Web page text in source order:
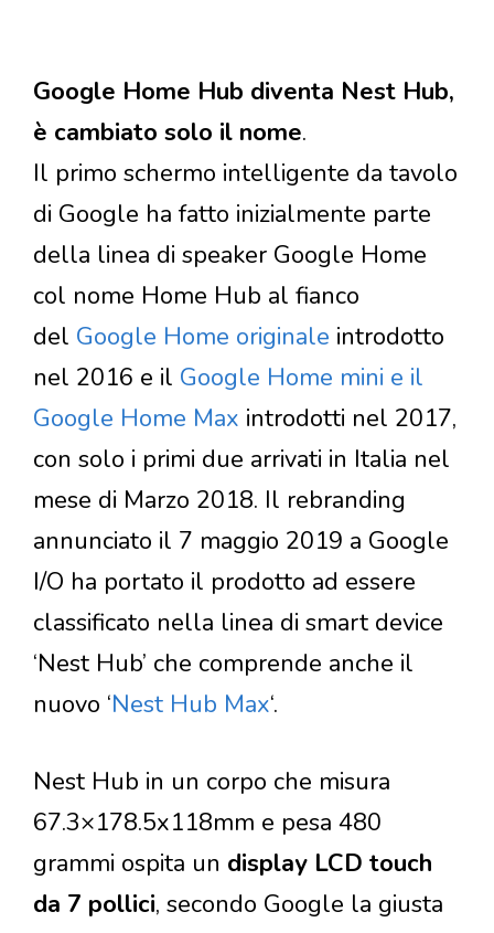
Google Home Hub diventa Nest Hub,
è cambiato solo il nome.
Il primo schermo intelligente da tavolo
di Google ha fatto inizialmente parte
della linea di speaker Google Home
col nome Home Hub al fianco
del Google Home originale introdotto
nel 2016 e il Google Home mini e il
Google Home Max introdotti nel 2017,
con solo i primi due arrivati in Italia nel
mese di Marzo 2018. Il rebranding
annunciato il 7 maggio 2019 a Google
I/O ha portato il prodotto ad essere
classificato nella linea di smart device
‘Nest Hub’ che comprende anche il
nuovo ‘Nest Hub Max‘.
Nest Hub in un corpo che misura
67.3×178.5x118mm e pesa 480
grammi ospita un display LCD touch
da 7 pollici, secondo Google la giusta